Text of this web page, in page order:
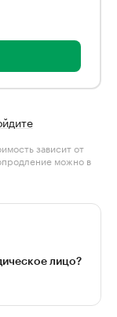
зависит от
можно в
лицо?